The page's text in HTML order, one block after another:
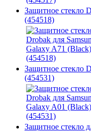
Защитное стекло
(454518)
Защитное стекло
(454531)
Защитное стекло